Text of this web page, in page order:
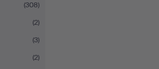
(308)
(2)
(3)
(2)